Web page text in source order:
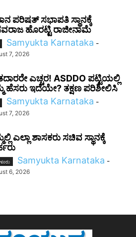
ಪರಿಷತ್ ಸಭಾಪತಿ ಸ್ಥಾನಕ್ಕೆ
ಹೊರಟ್ಟಿ ರಾಜೀನಾಮೆ
Samyukta Karnataka -
7, 2026
ಎಚ್ಚರ! ASDDO ಪಟ್ಟಿಯಲ್ಲಿ
ಹೆಸರು ಇದೆಯೇ? ತಕ್ಷಣ ಪರಿಶೀಲಿಸಿ
Samyukta Karnataka -
7, 2026
ಎಲ್ಲಾ ಶಾಸಕರು ಸಚಿವ ಸ್ಥಾನಕ್ಕೆ
Samyukta Karnataka -
6, 2026